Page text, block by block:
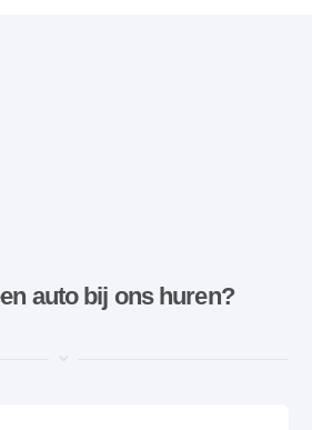
​​auto bij ons huren?